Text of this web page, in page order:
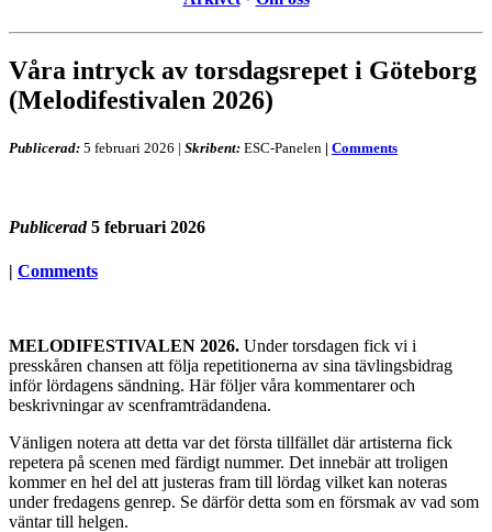
Våra intryck av torsdagsrepet i Göteborg
(Melodifestivalen 2026)
Publicerad: 5 februari 2026 | Skribent: ESC-Panelen | Comments
Publicerad 5 februari 2026
| Comments
MELODIFESTIVALEN 2026. Under torsdagen fick vi i
presskåren chansen att följa repetitionerna av sina tävlingsbidrag
inför lördagens sändning. Här följer våra kommentarer och
beskrivningar av scenframträdandena.
Vänligen notera att detta var det första tillfället där artisterna fick
repetera på scenen med färdigt nummer. Det innebär att troligen
kommer en hel del att justeras fram till lördag vilket kan noteras
under fredagens genrep. Se därför detta som en försmak av vad som
väntar till helgen.